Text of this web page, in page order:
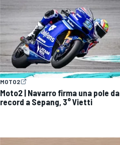
MOTO2
Moto2 | Navarro firma una pole da
record a Sepang, 3° Vietti